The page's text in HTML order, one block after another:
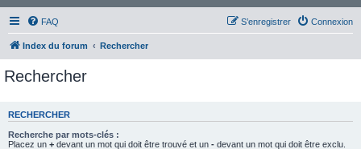
FAQ Connexion
S’enregistrer
Index du forum Rechercher
Rechercher
RECHERCHER
Recherche par mots-clés :
Placez un + devant un mot qui doit être trouvé et un - devant un mot qui doit être exclu.